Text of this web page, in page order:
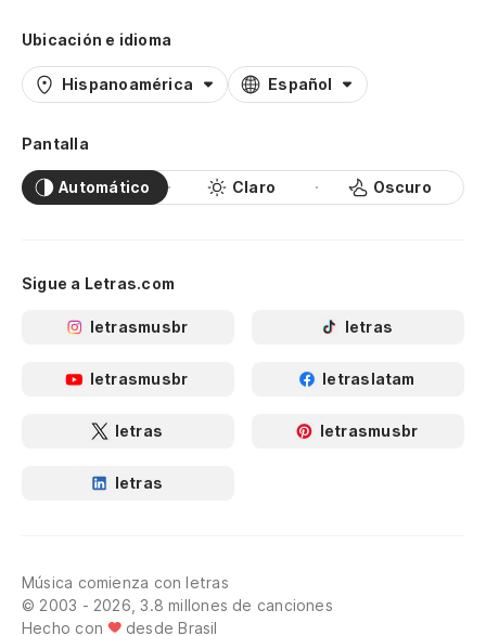
Ubicación e idioma
Hispanoamérica Español
Pantalla
Automático Claro Oscuro
Sigue a Letras.com
letrasmusbr letras
letrasmusbr letraslatam
letras letrasmusbr
letras
Música comienza con letras
© 2003 - 2026, 3.8 millones de canciones
Hecho con
desde Brasil